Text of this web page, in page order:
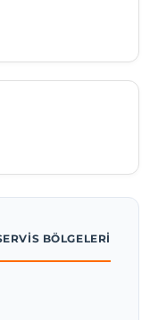
BÖLGELERI